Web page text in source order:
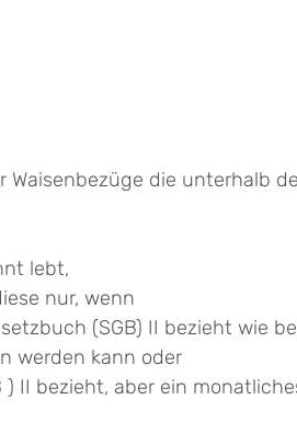
die unterhalb
lebt,
nur, wenn
(SGB) II bezieht wie
werden kann oder
II bezieht, aber ein